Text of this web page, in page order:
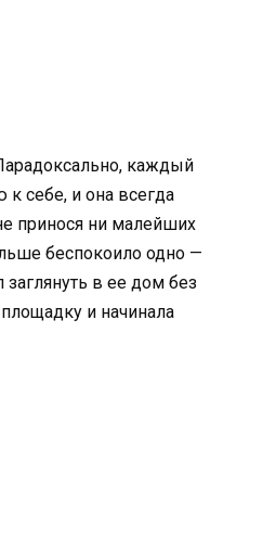
каждый
к себе, и она всегда
принося ни малейших
беспокоило одно —
в ее дом без
и начинала